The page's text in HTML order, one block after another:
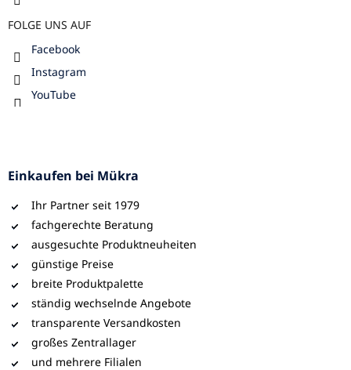
FOLGE UNS AUF
Facebook
Instagram
YouTube
Einkaufen bei Mükra
Ihr Partner seit 1979
fachgerechte Beratung
ausgesuchte Produktneuheiten
günstige Preise
breite Produktpalette
ständig wechselnde Angebote
transparente Versandkosten
großes Zentrallager
und mehrere Filialen